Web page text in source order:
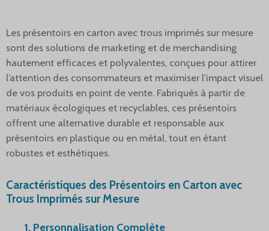
Les présentoirs en carton avec trous imprimés sur mesure
sont des solutions de marketing et de merchandising
hautement efficaces et polyvalentes, conçues pour attirer
l’attention des consommateurs et maximiser l'impact visuel
de vos produits en point de vente. Fabriqués à partir de
matériaux écologiques et recyclables, ces présentoirs
offrent une alternative durable et responsable aux
présentoirs en plastique ou en métal, tout en étant
robustes et esthétiques.
Caractéristiques des Présentoirs en Carton avec
Trous Imprimés sur Mesure
1. Personnalisation Complète